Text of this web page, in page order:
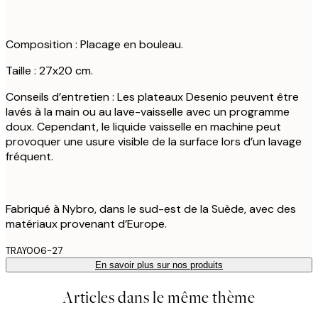
Composition : Placage en bouleau.
Taille : 27x20 cm.
Conseils d’entretien : Les plateaux Desenio peuvent être
lavés à la main ou au lave-vaisselle avec un programme
doux. Cependant, le liquide vaisselle en machine peut
provoquer une usure visible de la surface lors d’un lavage
fréquent.
Fabriqué à Nybro, dans le sud-est de la Suède, avec des
matériaux provenant d’Europe.
TRAY006-27
En savoir plus sur nos produits
Articles dans le même thème